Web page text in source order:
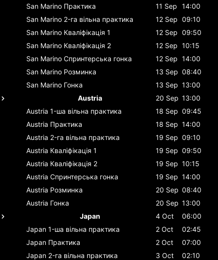
San Marino Практика 11 Sep
14:00
San Marino 2-га вільна практика 12 Sep 09:10
San Marino Кваліфікація 1 12 Sep 09:50
San Marino Кваліфікація 2 12 Sep 10:15
San Marino Спринтерська гонка 12 Sep 14:00
San Marino Розминка 13 Sep 08:40
San Marino Гонка 13 Sep 13:00
Austria
20 Sep 13:00
Austria 1-ша вільна практика 18 Sep 09:45
Austria Практика 18 Sep 14:00
Austria 2-га вільна практика 19 Sep 09:10
Austria Кваліфікація 1 19 Sep 09:50
Austria Кваліфікація 2 19 Sep 10:15
Austria Спринтерська гонка 19 Sep 14:00
Austria Розминка 20 Sep 08:40
Austria Гонка 20 Sep 13:00
Japan
4 Oct
06:00
Japan 1-ша вільна практика 2 Oct
02:45
Japan Практика 2 Oct
07:00
Japan 2-га вільна практика 3 Oct
02:10